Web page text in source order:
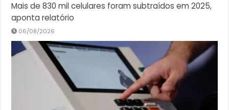
Mais de 830 mil celulares foram subtraídos em 2025,
aponta relatório
06/08/2026